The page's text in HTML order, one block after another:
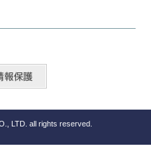
LTD. all rights reserved.